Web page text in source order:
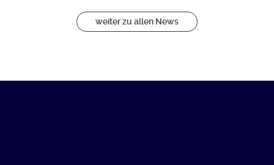
weiter zu allen News